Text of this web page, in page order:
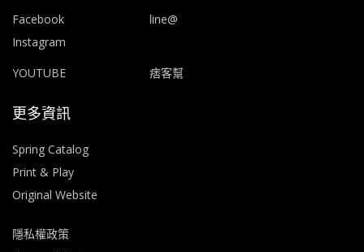
Facebook
line@
Instagram
YOUTUBE
痞客幫
更多資訊
Spring Catalog
Print & Play
Original Website
隱私權政策